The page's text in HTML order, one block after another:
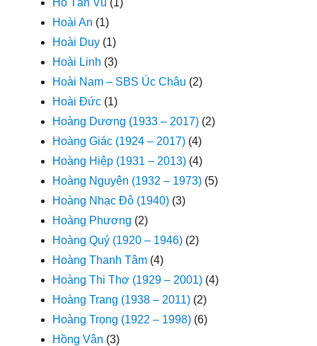
Hoài An (1)
Hoài Duy (1)
Hoài Linh (3)
Hoài Nam – SBS Úc Châu (2)
Hoài Đức (1)
Hoàng Dương (1933 – 2017) (2)
Hoàng Giác (1924 – 2017) (4)
Hoàng Hiệp (1931 – 2013) (4)
Hoàng Nguyên (1932 – 1973) (5)
Hoàng Nhạc Đô (1940) (3)
Hoàng Phương (2)
Hoàng Quý (1920 – 1946) (2)
Hoàng Thanh Tâm (4)
Hoàng Thi Thơ (1929 – 2001) (4)
Hoàng Trang (1938 – 2011) (2)
Hoàng Trọng (1922 – 1998) (6)
Hồng Vân (3)